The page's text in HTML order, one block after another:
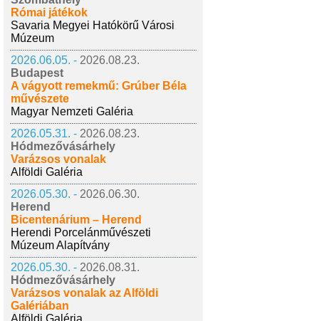
Római játékok
Savaria Megyei Hatókörű Városi
Múzeum
2026.06.05. - 2026.08.23.
Budapest
A vágyott remekmű: Grúber Béla
művészete
Magyar Nemzeti Galéria
2026.05.31. - 2026.08.23.
Hódmezővásárhely
Varázsos vonalak
Alföldi Galéria
2026.05.30. - 2026.06.30.
Herend
Bicentenárium – Herend
Herendi Porcelánművészeti
Múzeum Alapítvány
2026.05.30. - 2026.08.31.
Hódmezővásárhely
Varázsos vonalak az Alföldi
Galériában
Alföldi Galéria